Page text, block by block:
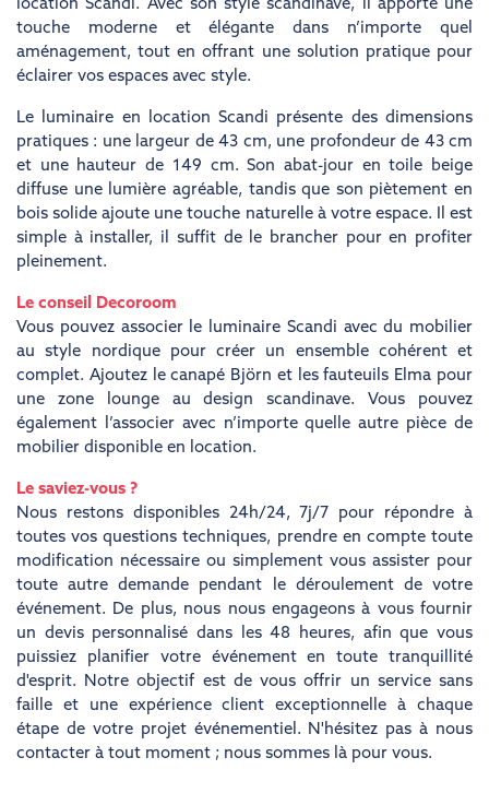
location Scandi. Avec son style scandinave, il apporte une
touche moderne et élégante dans n’importe quel
aménagement, tout en offrant une solution pratique pour
éclairer vos espaces avec style.
Le luminaire en location Scandi présente des dimensions
pratiques : une largeur de 43 cm, une profondeur de 43 cm
et une hauteur de 149 cm. Son abat-jour en toile beige
diffuse une lumière agréable, tandis que son piètement en
bois solide ajoute une touche naturelle à votre espace. Il est
simple à installer, il suffit de le brancher pour en profiter
pleinement.
Le conseil Decoroom
Vous pouvez associer le luminaire Scandi avec du mobilier
au style nordique pour créer un ensemble cohérent et
complet. Ajoutez le canapé Björn et les fauteuils Elma pour
une zone lounge au design scandinave. Vous pouvez
également l’associer avec n’importe quelle autre pièce de
mobilier disponible en location.
Le saviez-vous ?
Nous restons disponibles 24h/24, 7j/7 pour répondre à
toutes vos questions techniques, prendre en compte toute
modification nécessaire ou simplement vous assister pour
toute autre demande pendant le déroulement de votre
événement. De plus, nous nous engageons à vous fournir
un devis personnalisé dans les 48 heures, afin que vous
puissiez planifier votre événement en toute tranquillité
d'esprit. Notre objectif est de vous offrir un service sans
faille et une expérience client exceptionnelle à chaque
étape de votre projet événementiel. N'hésitez pas à nous
contacter à tout moment ; nous sommes là pour vous.